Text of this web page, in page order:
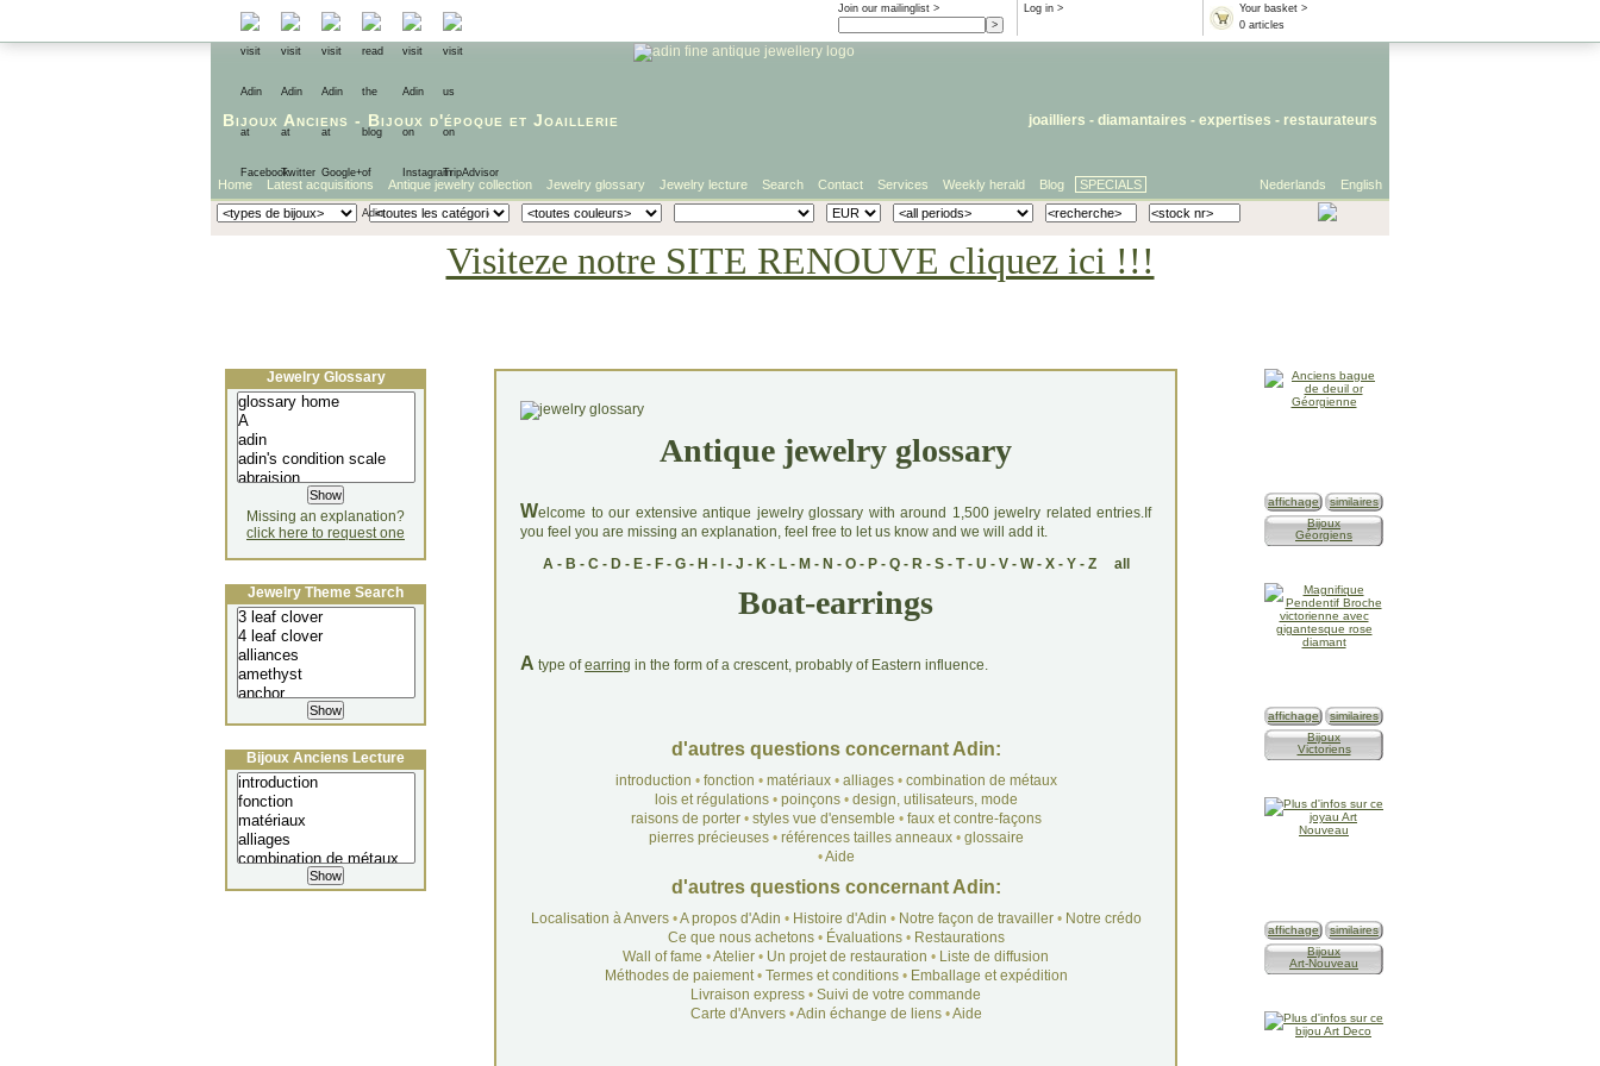
Your basket >
0 articles
Log in >
Join our mailinglist >
Bijoux Anciens - Bijoux d'époque et Joaillerie joailliers - diamantaires - expertises - restaurateurs
English
Nederlands
Home Latest acquisitions Antique jewelry collection Jewelry glossary Jewelry lecture Search Contact Services Weekly herald Blog SPECIALS
Visiteze notre SITE RENOUVE cliquez ici !!!
Antique jewelry glossary
Welcome to our extensive antique jewelry glossary with around 1,500 jewelry related entries.If
you feel you are missing an explanation, feel free to let us know and we will add it.
A- B - C- D- E- F- G- H - - J - K- L- M - N - O- P- Q- R- S- T- U - V- W- X- Y- Z all
Boat-earrings
A type ofearring in the form of a crescent, probably of Eastern influence.
d'autres questions concernant Adin:
introduction • fonction • matériaux• alliages• combination de métaux
lois et régulations• poinçons• design, utilisateurs, mode
raisons de porter• styles vue d'ensemble • faux et contre-façons
pierres précieuses• références tailles anneaux• glossaire
•Aide
d'autres questions concernant Adin:
Localisation à Anvers•A propos d'Adin • Histoire d'Adin • Notre façon de travailler • Notre crédo
Ce que nous achetons• Évaluations• Restaurations
Wall of fame •Atelier • Un projet de restauration • Liste de diffusion
Méthodes de paiement• Termes et conditions• Emballage et expédition
Livraison express • Suivi de votre commande
Carte d'Anvers•Adin échange de liens•Aide
Jewelry Glossary
Missing an explanation?
click here to request one
Jewelry Theme Search
Bijoux Anciens Lecture
affichage
similaires
Bijoux
Géorgiens
affichage
similaires
Bijoux
Victoriens
affichage
similaires
Bijoux
Art-Nouveau